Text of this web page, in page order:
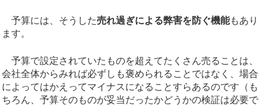
予算には、そうした売れ過ぎによる弊害を防ぐ機能もあり
ます。
予算で設定されていたものを超えてたくさん売ることは、
会社全体からみれば必ずしも褒められることではなく、場合
によってはかえってマイナスになることすらあるのです（も
ちろん、予算そのものが妥当だったかどうかの検証は必要で